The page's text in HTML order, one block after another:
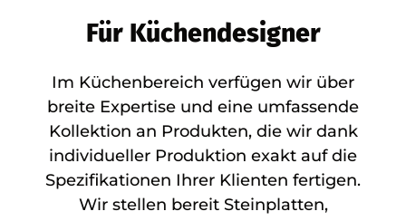
Für Küchendesigner
Im Küchenbereich verfügen wir über
breite Expertise und eine umfassende
Kollektion an Produkten, die wir dank
individueller Produktion exakt auf die
Spezifikationen Ihrer Klienten fertigen.
Wir stellen bereit Steinplatten,